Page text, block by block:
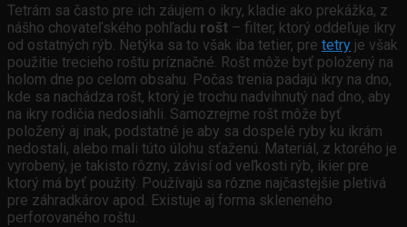
Tetrám sa často pre ich záujem o ikry, kladie ako prekážka, z
nášho chovateľského pohľadu rošt – filter, ktorý oddeľuje ikry
od ostatných rýb. Netýka sa to však iba tetier, pre tetry je však
použitie trecieho roštu príznačné. Rošt môže byť položený na
holom dne po celom obsahu. Počas trenia padajú ikry na dno,
kde sa nachádza rošt, ktorý je trochu nadvihnutý nad dno, aby
na ikry rodičia nedosiahli. Samozrejme rošt môže byť
položený aj inak, podstatné je aby sa dospelé ryby ku ikrám
nedostali, alebo mali túto úlohu sťaženú. Materiál, z ktorého je
vyrobený, je takisto rôzny, závisí od veľkosti rýb, ikier pre
ktorý má byť použitý. Používajú sa rôzne najčastejšie pletivá
pre záhradkárov apod. Existuje aj forma skleneného
perforovaného roštu.